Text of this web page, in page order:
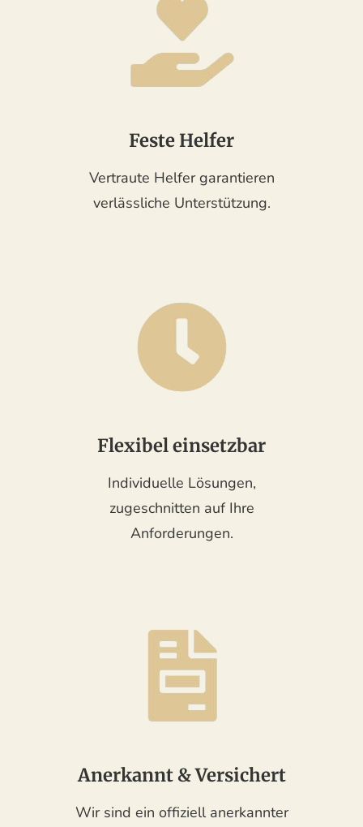
Feste Helfer
Vertraute Helfer garantieren
verlässliche Unterstützung.
Flexibel einsetzbar
Individuelle Lösungen,
zugeschnitten auf Ihre
Anforderungen.
Anerkannt & Versichert
Wir sind ein offiziell anerkannter